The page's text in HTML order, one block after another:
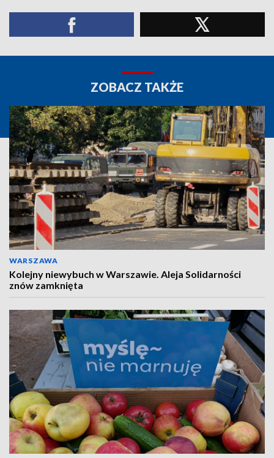
ZOBACZ TAKŻE
WARSZAWA
Kolejny niewybuch w Warszawie. Aleja Solidarności
znów zamknięta